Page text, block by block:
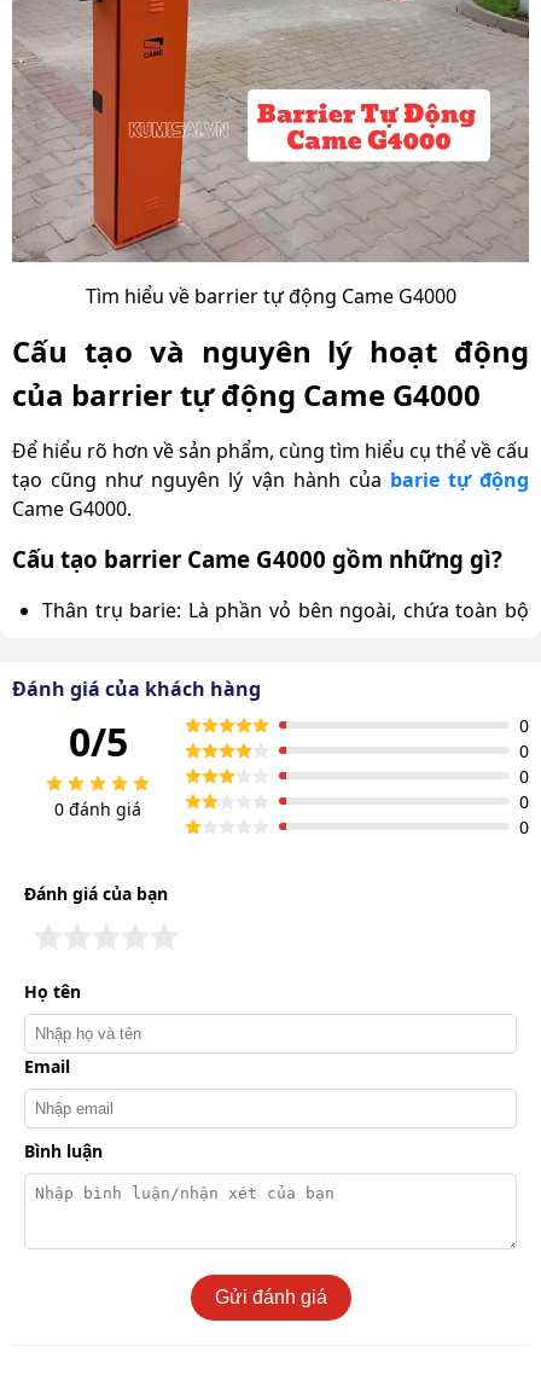
Tìm hiểu về barrier tự động Came G4000
Cấu tạo và nguyên lý hoạt động
của barrier tự động Came G4000
Để hiểu rõ hơn về sản phẩm, cùng tìm hiểu cụ thể về cấu
tạo cũng như nguyên lý vận hành của barie tự động
Came G4000.
Cấu tạo barrier Came G4000 gồm những gì?
Thân trụ barie: Là phần vỏ bên ngoài, chứa toàn bộ
động xấu của môi trường như nắng, mưa khi lắp đặt
ngoài trời.
Thanh chắn (cần barie): Phần nâng lên, hạ xuống để
kiểm soát phương tiện ra vào. Thường làm từ nhôm
hoặc hợp kim, có thể là dạng thẳng, dạng gập hoặc
Các bộ phận tạo nên barrier tự động Came G4000
Đánh giá của khách hàng
0/5
0 đánh giá
0
0
0
0
0
Đánh giá của bạn
Họ tên
Email
Bình luận
Gửi đánh giá